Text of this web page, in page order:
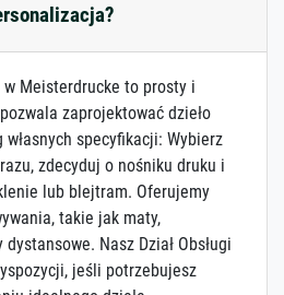
Meisterdrucke to prosty i
zaprojektować dzieło
własnych specyfikacji: Wybierz
zdecyduj o nośniku druku i
lub blejtram. Oferujemy
takie jak maty,
Nasz Dział Obsługi
jeśli potrzebujesz